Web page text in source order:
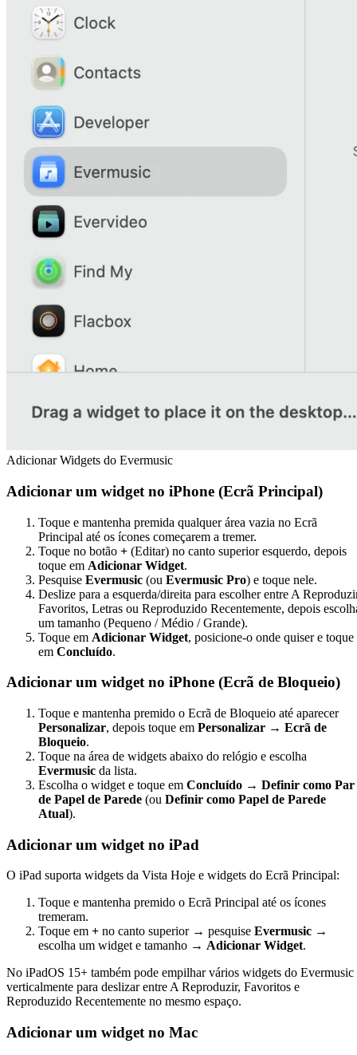
Adicionar Widgets do Evermusic
Adicionar um widget no iPhone (Ecrã Principal)
Toque e mantenha premida qualquer área vazia no Ecrã
Principal até os ícones começarem a tremer.
Toque no botão + (Editar) no canto superior esquerdo, depois
toque em Adicionar Widget.
Pesquise Evermusic (ou Evermusic Pro) e toque nele.
Deslize para a esquerda/direita para escolher entre A
Favoritos, Letras ou Reproduzido Recentemente, depois
um tamanho (Pequeno / Médio / Grande).
Toque em Adicionar Widget, posicione-o onde quiser e toque
em Concluído.
Adicionar um widget no iPhone (Ecrã de Bloqueio)
Toque e mantenha premido o Ecrã de Bloqueio até aparecer
Personalizar, depois toque em Personalizar → Ecrã de
Bloqueio.
Toque na área de widgets abaixo do relógio e escolha
Evermusic da lista.
Escolha o widget e toque em Concluído → Definir como Par
de Papel de Parede (ou Definir como Papel de Parede
Atual).
Adicionar um widget no iPad
O iPad suporta widgets da Vista Hoje e widgets do Ecrã Principal:
Toque e mantenha premido o Ecrã Principal até os ícones
tremeram.
Toque em + no canto superior → pesquise Evermusic →
escolha um widget e tamanho → Adicionar Widget.
No iPadOS 15+ também pode empilhar vários widgets do Evermusic
verticalmente para deslizar entre A Reproduzir, Favoritos e
Reproduzido Recentemente no mesmo espaço.
Adicionar um widget no Mac